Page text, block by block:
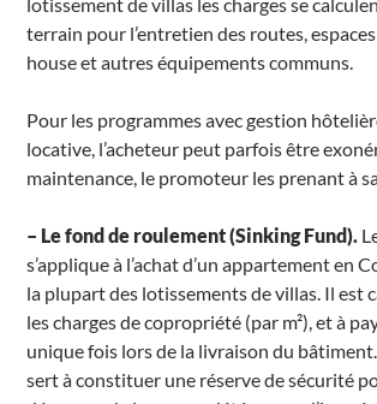
terrain pour l’entretien des routes,
house et autres équipements communs.
Pour les programmes avec gestion
locative, l’acheteur peut parfois être
maintenance, le promoteur les prenant à
– Le fond de roulement (Sinking Fund).
s’applique à l’achat d’un appartement en
la plupart des lotissements de villas. Il est
les charges de copropriété (par m²), et à
unique fois lors de la livraison du
sert à constituer une réserve de sécurité